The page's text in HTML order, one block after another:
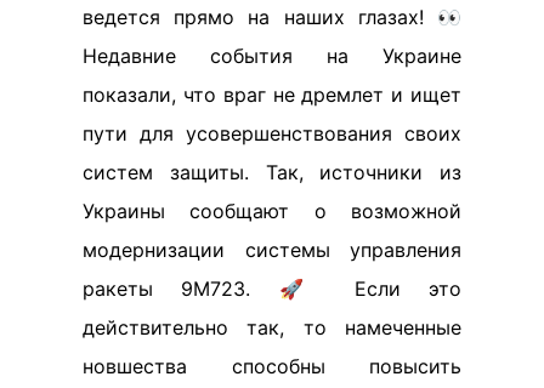
ведется прямо на наших глазах! 👀
Недавние события на Украине
показали, что враг не дремлет и ищет
пути для усовершенствования своих
систем защиты. Так, источники из
Украины сообщают о возможной
модернизации системы управления
ракеты 9М723. 🚀 Если это
действительно так, то намеченные
новшества способны повысить